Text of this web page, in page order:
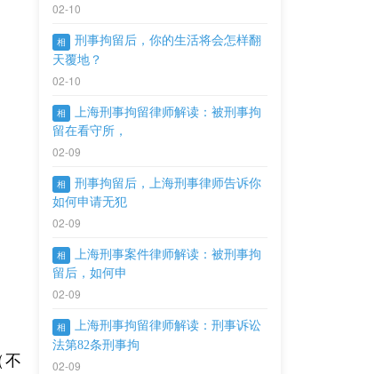
不
02-10
相
刑事拘留后，你的生活将会怎样翻
天覆地？
02-10
相
上海刑事拘留律师解读：被刑事拘
留在看守所，
02-09
相
刑事拘留后，上海刑事律师告诉你
如何申请无犯
02-09
相
上海刑事案件律师解读：被刑事拘
留后，如何申
02-09
相
上海刑事拘留律师解读：刑事诉讼
法第82条刑事拘
02-09